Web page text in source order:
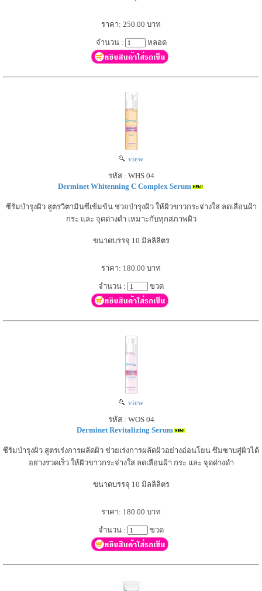
ราคา: 250.00 บาท
จำนวน : หลอด
view
รหัส : WHS 04
Derminet Whitenning C Complex Serum
ซีรัมบำรุงผิว สูตรวิตามินซีเข้มข้น ช่วยบำรุงผิว ให้ผิวขาวกระจ่างใส ลดเลือนฝ้า
กระ และ จุดด่างดำ เหมาะกับทุกสภาพผิว
ขนาดบรรจุ 10 มิลลิลิตร
ราคา: 180.00 บาท
จำนวน : ขวด
view
รหัส : WOS 04
Derminet Revitalizing Serum
ซีรัมบำรุงผิว สูตรเร่งการผลัดผิว ช่วยเร่งการผลัดผิวอย่างอ่อนโยน ซึมซาบสู่ผิวได้
อย่างรวดเร็ว ให้ผิวขาวกระจ่างใส ลดเลือนฝ้า กระ และ จุดด่างดำ
ขนาดบรรจุ 10 มิลลิลิตร
ราคา: 180.00 บาท
จำนวน : ขวด